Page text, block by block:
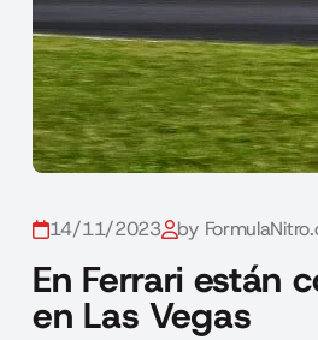
14/11/2023 by
En Ferrari están
en Las Vegas